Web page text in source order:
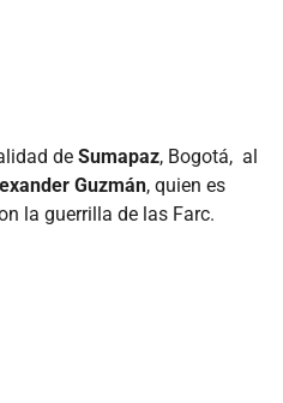
de Sumapaz, Bogotá, al
Guzmán, quien es
la guerrilla de las Farc.